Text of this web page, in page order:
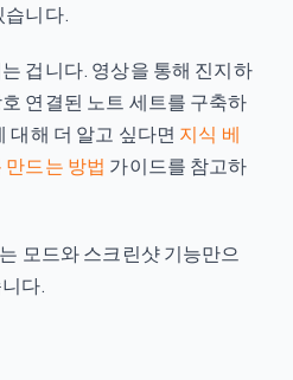
습니다.
겁니다. 영상을 통해 진지하
연결된 노트 세트를 구축하
대해 더 알고 싶다면 지식 베
드는 방법 가이드를 참고하
모드와 스크린샷 기능만으
다.